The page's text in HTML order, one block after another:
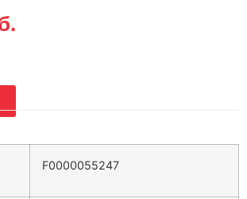
Полнотелое.
F0000055247